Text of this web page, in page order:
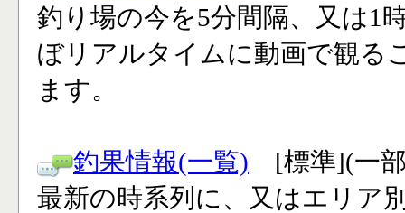
釣り場の今を5分間隔、又は1
ぼリアルタイムに動画で観る
ます。
釣果情報(一覧) [標準](一
最新の時系列に、又はエリア